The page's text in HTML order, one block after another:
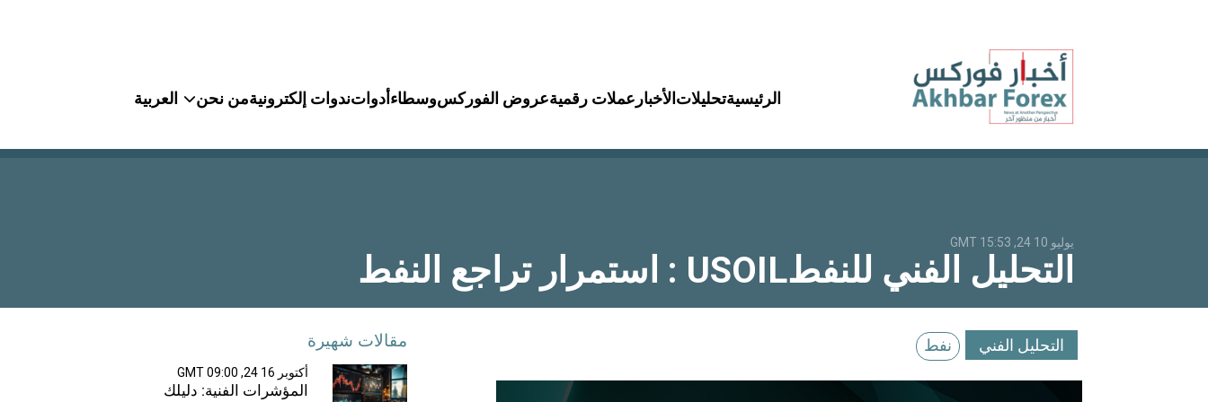
الرئيسيةتحليلات الأخبار عملات رقميةعروض الفوركسوسطاءأدواتندوات إلكترونيةمن نحن العربية
يوليو 10 24, 15:53 GMT
التحليل الفني للنفطUSOIL : استمرار تراجع النفط
التحليل الفني نفط مقالات شهيرة
أكتوبر 16 24, 09:00 GMT
المؤشرات الفنية: دليلك